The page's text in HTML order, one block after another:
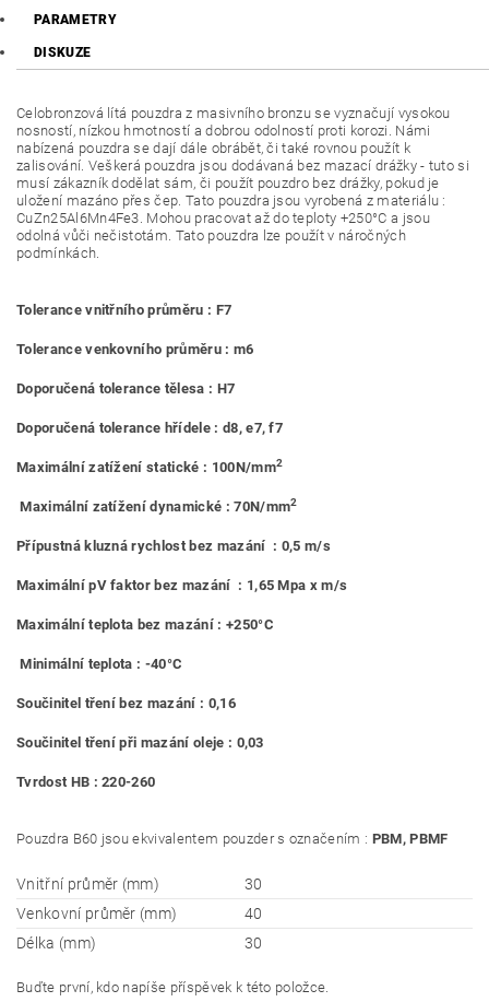
PARAMETRY
DISKUZE
Celobronzová lítá pouzdra z masivního bronzu se vyznačují vysokou
nosností, nízkou hmotností a dobrou odolností proti korozi. Námi
nabízená pouzdra se dají dále obrábět, či také rovnou použít k
zalisování. Veškerá pouzdra jsou dodávaná bez mazací drážky - tuto si
musí zákazník dodělat sám, či použít pouzdro bez drážky, pokud je
uložení mazáno přes čep. Tato pouzdra jsou vyrobená z materiálu :
CuZn25Al6Mn4Fe3. Mohou pracovat až do teploty +250°C a jsou
odolná vůči nečistotám. Tato pouzdra lze použít v náročných
podmínkách.
Tolerance vnitřního průměru : F7
Tolerance venkovního průměru : m6
Doporučená tolerance tělesa : H7
Doporučená tolerance hřídele : d8, e7, f7
Maximální zatížení statické : 100N/mm2
Maximální zatížení dynamické : 70N/mm2
Přípustná kluzná rychlost bez mazání : 0,5 m/s
Maximální pV faktor bez mazání : 1,65 Mpa x m/s
Maximální teplota bez mazání : +250°C
Minimální teplota : -40°C
Součinitel tření bez mazání : 0,16
Součinitel tření při mazání oleje : 0,03
Tvrdost HB : 220-260
Pouzdra B60 jsou ekvivalentem pouzder s označením : PBM, PBMF
Vnitřní průměr (mm)
30
Venkovní průměr (mm)
40
Délka (mm)
30
Buďte první, kdo napíše příspěvek k této položce.